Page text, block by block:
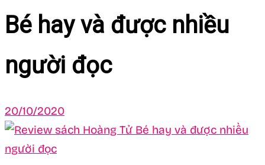
Bé hay và được nhiều
người đọc
20/10/2020